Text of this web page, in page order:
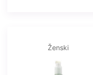
Ženski